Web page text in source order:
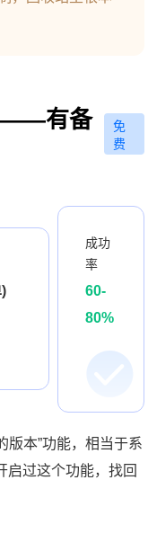
——有备
免
费
成功
率
60-
80%
版本”功能，相当于系
启过这个功能，找回